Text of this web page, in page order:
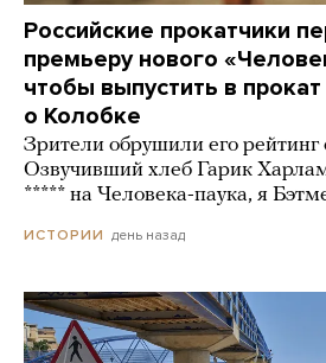
Российские прокатчики
премьеру нового
чтобы выпустить в
о Колобке
Зрители обрушили его
Озвучивший хлеб Гарик
***** на Человека-паука, я
ИСТОРИИ день назад